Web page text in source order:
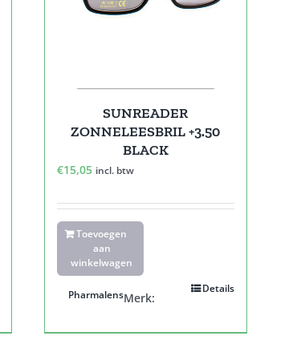
SUNREADER
ZONNELEESBRIL +3.50
BLACK
€15,05 incl. btw
Toevoegen
aan
winkelwagen
Details
Merk:
Pharmalens